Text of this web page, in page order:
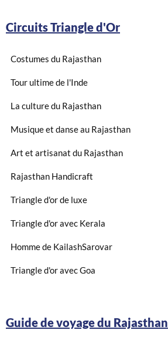
Circuits Triangle d'Or
Costumes du Rajasthan
Tour ultime de l'Inde
La culture du Rajasthan
Musique et danse au Rajasthan
Art et artisanat du Rajasthan
Rajasthan Handicraft
Triangle d'or de luxe
Triangle d'or avec Kerala
Homme de KailashSarovar
Triangle d'or avec Goa
Guide de voyage du Rajasthan